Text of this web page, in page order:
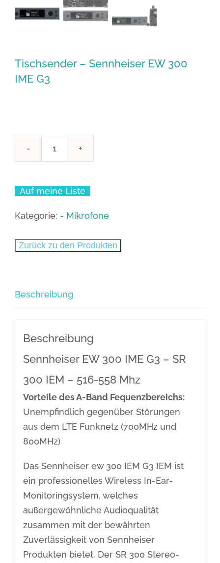
Tischsender – Sennheiser EW 300
IME G3
Tischsender
Sennheiser
EW
300
G3
Auf meine Liste
Kategorie: - Mikrofone
Zurück zu den Produkten
Beschreibung
Beschreibung
Sennheiser EW 300 IME G3 – SR
300 IEM – 516-558 Mhz
Vorteile des A-Band Fequenzbereichs:
Unempfindlich gegenüber Störungen
aus dem LTE Funknetz (700MHz und
800MHz)
Das Sennheiser ew 300 IEM G3 IEM ist
ein professionelles Wireless In-Ear-
Monitoringsystem, welches
außergewöhnliche Audioqualität
zusammen mit der bewährten
Zuverlässigkeit von Sennheiser
Produkten bietet. Der SR 300 Stereo-